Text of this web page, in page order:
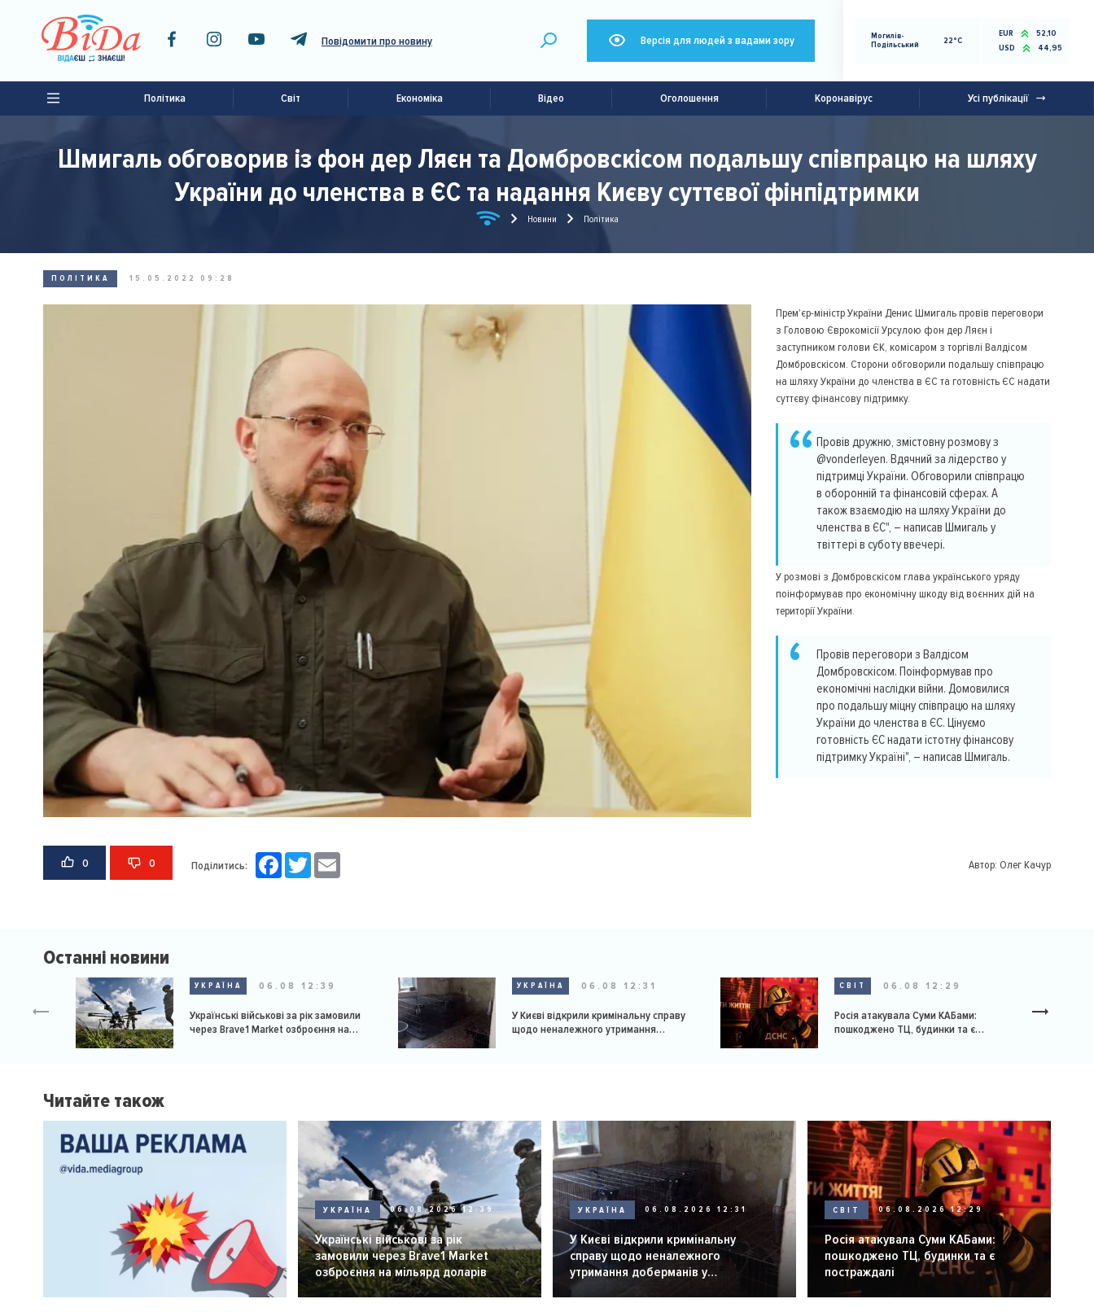
Повідомити про новину Версія для людей з вадами зору
Могилів-
Подільський
22°C
EUR
52,10
USD
44,95
Політика Світ Економіка Відео Оголошення Коронавірус Усі публікації
Шмигаль обговорив із фон дер Ляєн та Домбровскісом подальшу співпрацю на шляху
України до членства в ЄС та надання Києву суттєвої фінпідтримки
Новини Політика
ПОЛІТИКА 15.05.2022 09:28
Прем'єр-міністр України Денис Шмигаль провів переговори
з Головою Єврокомісії Урсулою фон дер Ляєн і
заступником голови ЄК, комісаром з торгівлі Валдісом
Домбровскісом. Сторони обговорили подальшу співпрацю
на шляху України до членства в ЄС та готовність ЄС надати
суттєву фінансову підтримку.
Провів дружню, змістовну розмову з
@vonderleyen. Вдячний за лідерство у
підтримці України. Обговорили співпрацю
в оборонній та фінансовій сферах. А
також взаємодію на шляху України до
членства в ЄС", – написав Шмигаль у
твіттері в суботу ввечері.
У розмові з Домбровскісом глава українського уряду
поінформував про економічну шкоду від воєнних дій на
території України.
Провів переговори з Валдісом
Домбровскісом. Поінформував про
економічні наслідки війни. Домовилися
про подальшу міцну співпрацю на шляху
України до членства в ЄС. Цінуємо
готовність ЄС надати істотну фінансову
підтримку Україні", – написав Шмигаль.
0 0 Поділитись: FacebookTwitter Автор: Олег Качур
Останні новини
УКРАЇНА 06.08 12:39
Українські військові за рік замовили
через Brave1 Market озброєння на
УКРАЇНА 06.08 12:31
У Києві відкрили кримінальну справу
щодо неналежного утримання
СВІТ 06.08 12:29
Росія атакувала Суми КАБами:
пошкоджено ТЦ, будинки та є
Читайте також
УКРАЇНА 06.08.2026 12:39
Українські військові за рік
замовили через Brave1 Market
озброєння на мільярд доларів
УКРАЇНА 06.08.2026 12:31
У Києві відкрили кримінальну
справу щодо неналежного
утримання доберманів у
розпліднику
СВІТ 06.08.2026 12:29
Росія атакувала Суми КАБами:
пошкоджено ТЦ, будинки та є
постраждалі